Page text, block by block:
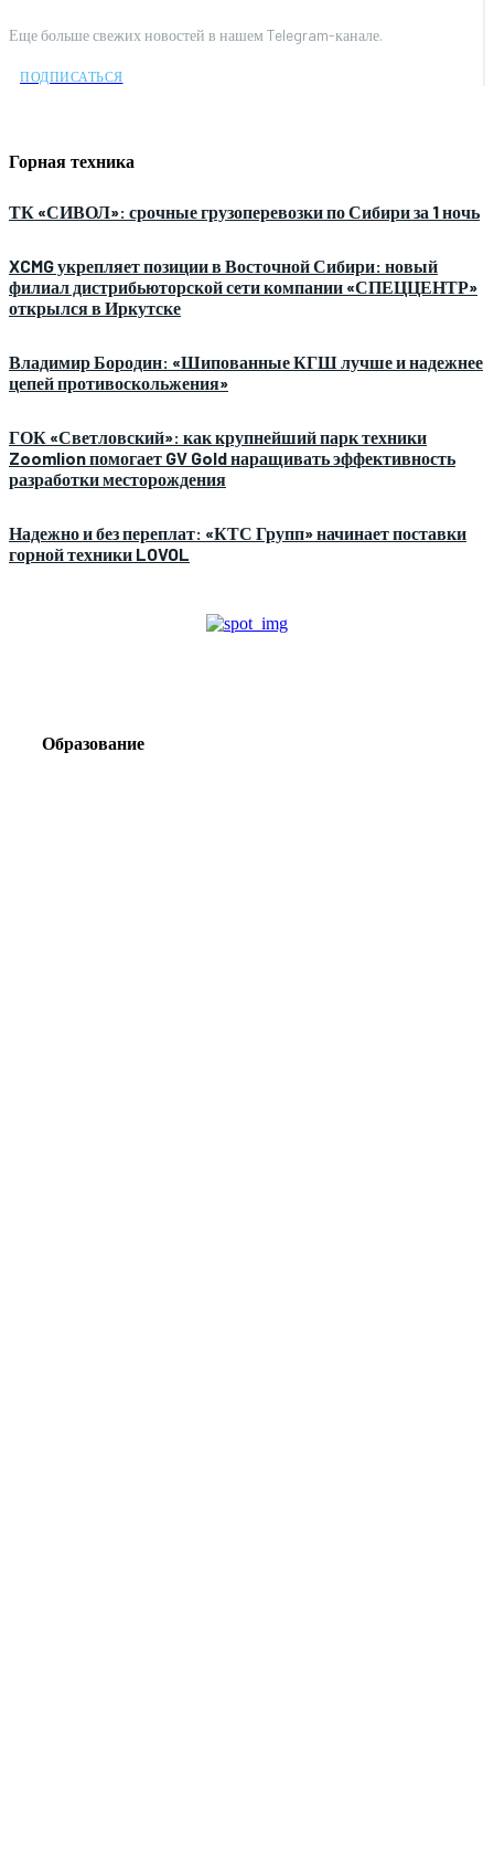
Еще больше свежих новостей в нашем Telegram-канале.
ПОДПИСАТЬСЯ
Горная техника
ТК «СИВОЛ»: срочные грузоперевозки по Сибири за 1 ночь
XCMG укрепляет позиции в Восточной Сибири: новый
филиал дистрибьюторской сети компании «СПЕЦЦЕНТР»
открылся в Иркутске
Владимир Бородин: «Шипованные КГШ лучше и надежнее
цепей противоскольжения»
ГОК «Светловский»: как крупнейший парк техники
Zoomlion помогает GV Gold наращивать эффективность
разработки месторождения
Надежно и без переплат: «КТС Групп» начинает поставки
горной техники LOVOL
Образование